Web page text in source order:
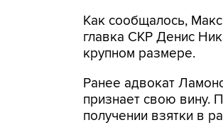
Как сообщалось,
главка СКР Денис
крупном размере.
Ранее адвокат
признает свою вину.
получении взятки в